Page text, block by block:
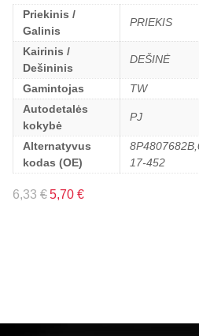
Priekinis /
Galinis
PRIEKIS
Kairinis /
Dešininis
DEŠINĖ
Gamintojas
TW
Autodetalės
kokybė
PJ
Alternatyvus
kodas (OE)
17-452
6,33 €5,70 €